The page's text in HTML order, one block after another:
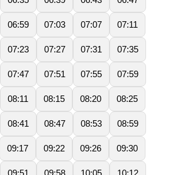
06:59 07:03 07:07 07:11
07:23 07:27 07:31 07:35
07:47 07:51 07:55 07:59
08:11 08:15 08:20 08:25
08:41 08:47 08:53 08:59
09:17 09:22 09:26 09:30